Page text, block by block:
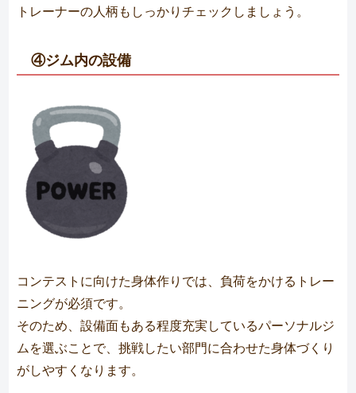
トレーナーの人柄もしっかりチェックしましょう。
④ジム内の設備
コンテストに向けた身体作りでは、負荷をかけるトレー
ニングが必須です。
そのため、設備面もある程度充実しているパーソナルジ
ムを選ぶことで、挑戦したい部門に合わせた身体づくり
がしやすくなります。